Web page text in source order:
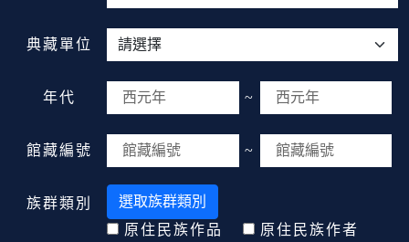
典藏單位
年代 ~
館藏編號 ~
族群類別
選取族群類別
原住民族作品
原住民族作者